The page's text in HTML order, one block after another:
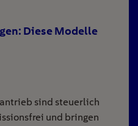
Diese Modelle
sind steuerlich
und bringen